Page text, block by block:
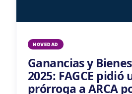
NOVEDAD
Ganancias y
2025: FAGCE pidió
prórroga a ARCA